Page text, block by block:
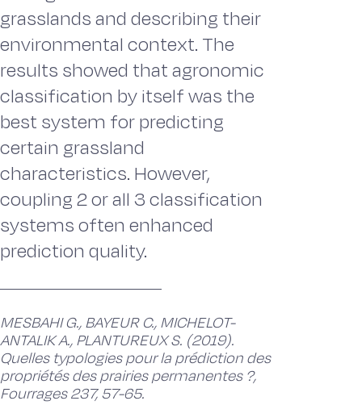
grasslands and describing their
environmental context. The
results showed that agronomic
classification by itself was the
best system for predicting
certain grassland
characteristics. However,
coupling 2 or all 3 classification
systems often enhanced
prediction quality.
MESBAHI G., BAYEUR C., MICHELOT-
ANTALIK A., PLANTUREUX S. (2019).
Quelles typologies pour la prédiction des
propriétés des prairies permanentes ?,
Fourrages 237, 57-65.